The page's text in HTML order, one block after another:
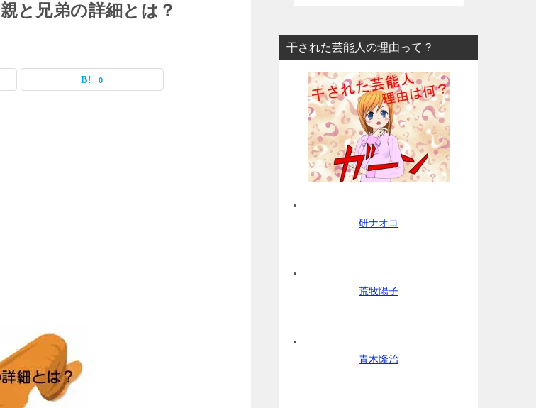
と兄弟の詳細とは？
0
干された芸能人の理由って？
研ナオコ
荒牧陽子
青木隆治